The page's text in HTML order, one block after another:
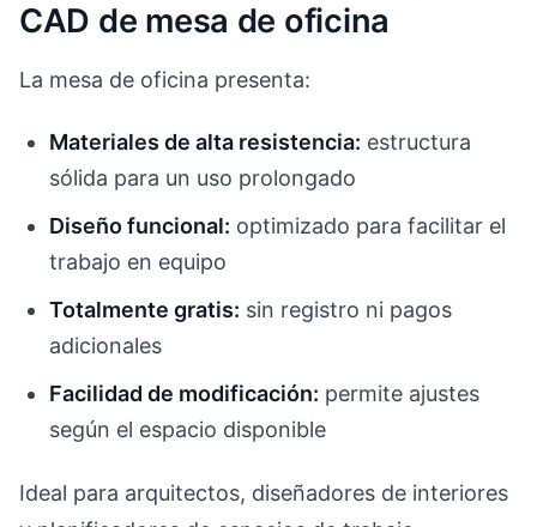
CAD de mesa de oficina
La mesa de oficina presenta:
Materiales de alta resistencia: estructura
sólida para un uso prolongado
Diseño funcional: optimizado para facilitar el
trabajo en equipo
Totalmente gratis: sin registro ni pagos
adicionales
Facilidad de modificación: permite ajustes
según el espacio disponible
Ideal para arquitectos, diseñadores de interiores